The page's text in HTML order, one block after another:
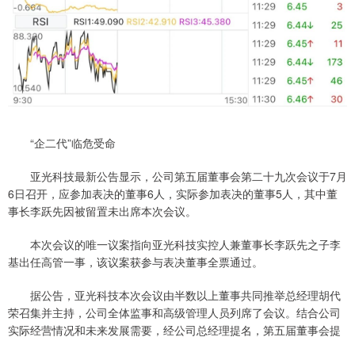
“企二代”临危受命
亚光科技最新公告显示，公司第五届董事会第二十九次会议于7月
6日召开，应参加表决的董事6人，实际参加表决的董事5人，其中董
事长李跃先因被留置未出席本次会议。
本次会议的唯一议案指向亚光科技实控人兼董事长李跃先之子李
基出任高管一事，该议案获参与表决董事全票通过。
据公告，亚光科技本次会议由半数以上董事共同推举总经理胡代
荣召集并主持，公司全体监事和高级管理人员列席了会议。结合公司
实际经营情况和未来发展需要，经公司总经理提名，第五届董事会提